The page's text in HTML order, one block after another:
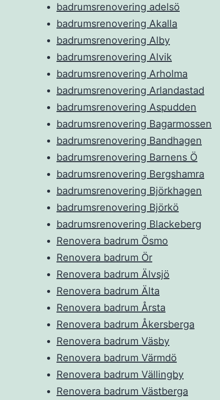
badrumsrenovering adelsö
badrumsrenovering Akalla
badrumsrenovering Alby
badrumsrenovering Alvik
badrumsrenovering Arholma
badrumsrenovering Arlandastad
badrumsrenovering Aspudden
badrumsrenovering Bagarmossen
badrumsrenovering Bandhagen
badrumsrenovering Barnens Ö
badrumsrenovering Bergshamra
badrumsrenovering Björkhagen
badrumsrenovering Björkö
badrumsrenovering Blackeberg
Renovera badrum Ösmo
Renovera badrum Ör
Renovera badrum Älvsjö
Renovera badrum Älta
Renovera badrum Årsta
Renovera badrum Åkersberga
Renovera badrum Väsby
Renovera badrum Värmdö
Renovera badrum Vällingby
Renovera badrum Västberga